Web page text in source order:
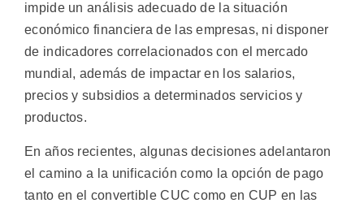
impide un análisis adecuado de la situación
económico financiera de las empresas, ni disponer
de indicadores correlacionados con el mercado
mundial, además de impactar en los salarios,
precios y subsidios a determinados servicios y
productos.
En años recientes, algunas decisiones adelantaron
el camino a la unificación como la opción de pago
tanto en el convertible CUC como en CUP en las